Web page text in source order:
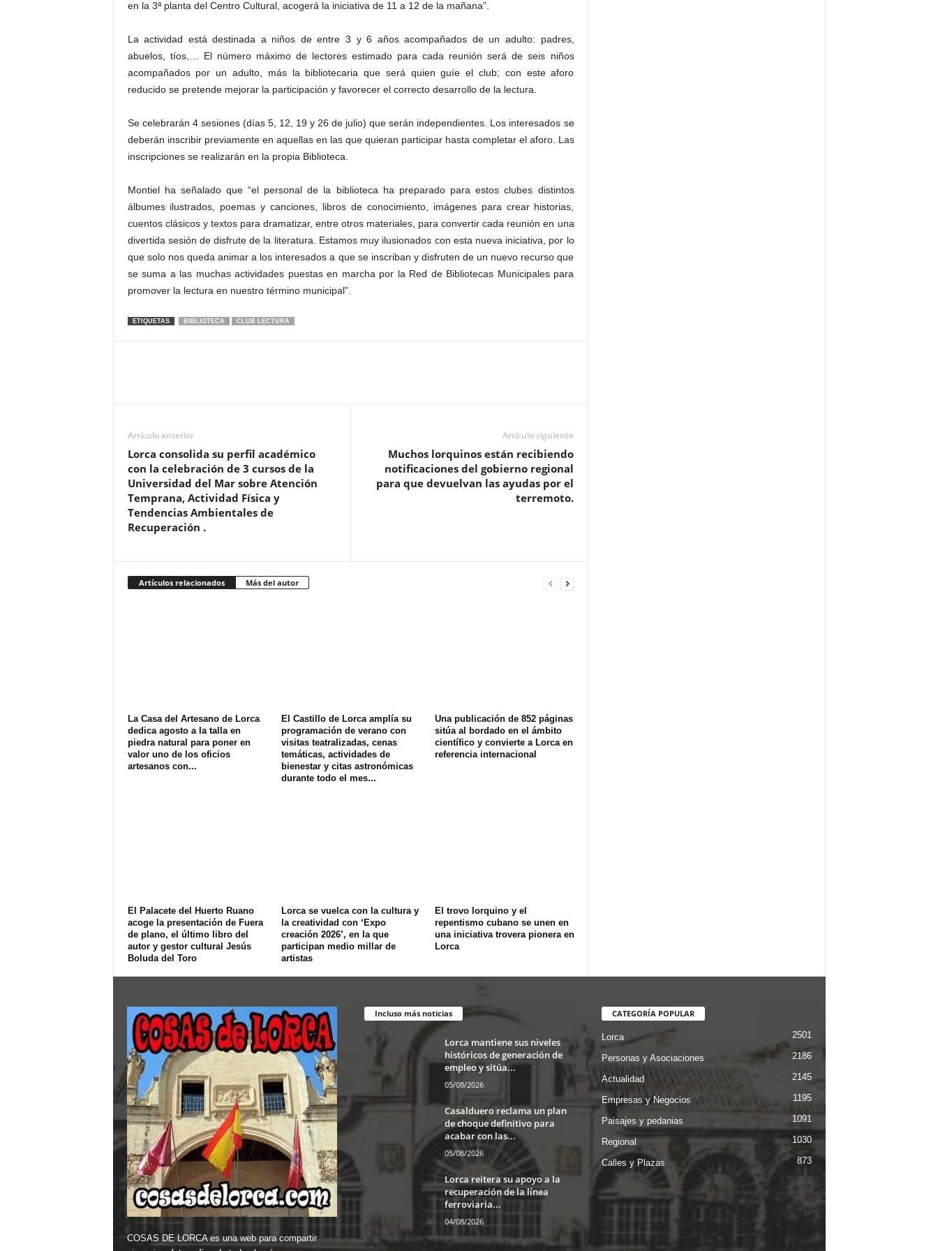
en la 3ª planta del Centro Cultural, acogerá la iniciativa de 11 a 12 de la mañana”.
La actividad está destinada a niños de entre 3 y 6 años acompañados de un adulto: padres,
abuelos, tíos,… El número máximo de lectores estimado para cada reunión será de seis niños
acompañados por un adulto, más la bibliotecaria que será quien guíe el club; con este aforo
reducido se pretende mejorar la participación y favorecer el correcto desarrollo de la lectura.
Se celebrarán 4 sesiones (días 5, 12, 19 y 26 de julio) que serán independientes. Los interesados se
deberán inscribir previamente en aquellas en las que quieran participar hasta completar el aforo. Las
inscripciones se realizarán en la propia Biblioteca.
Montiel ha señalado que “el personal de la biblioteca ha preparado para estos clubes distintos
álbumes ilustrados, poemas y canciones, libros de conocimiento, imágenes para crear historias,
cuentos clásicos y textos para dramatizar, entre otros materiales, para convertir cada reunión en una
divertida sesión de disfrute de la literatura. Estamos muy ilusionados con esta nueva iniciativa, por lo
que solo nos queda animar a los interesados a que se inscriban y disfruten de un nuevo recurso que
se suma a las muchas actividades puestas en marcha por la Red de Bibliotecas Municipales para
promover la lectura en nuestro término municipal”.
ETIQUETAS BIBLIOTECA CLUB LECTURA
Artículo anterior
Lorca consolida su perfil académico
con la celebración de 3 cursos de la
Universidad del Mar sobre Atención
Temprana, Actividad Física y
Tendencias Ambientales de
Recuperación .
Artículo siguiente
Muchos lorquinos están recibiendo
notificaciones del gobierno regional
para que devuelvan las ayudas por el
terremoto.
Artículos relacionados Más del autor
La Casa del Artesano de Lorca
dedica agosto a la talla en
piedra natural para poner en
valor uno de los oficios
artesanos con...
El Castillo de Lorca amplía su
programación de verano con
visitas teatralizadas, cenas
temáticas, actividades de
bienestar y citas astronómicas
durante todo el mes...
Una publicación de 852 páginas
sitúa al bordado en el ámbito
científico y convierte a Lorca en
referencia internacional
El Palacete del Huerto Ruano
acoge la presentación de Fuera
de plano, el último libro del
autor y gestor cultural Jesús
Boluda del Toro
Lorca se vuelca con la cultura y
la creatividad con ‘Expo
creación 2026’, en la que
participan medio millar de
artistas
El trovo lorquino y el
repentismo cubano se unen en
una iniciativa trovera pionera en
Lorca
COSAS DE LORCA es una web para compartir
Incluso más noticias
Lorca mantiene sus niveles
históricos de generación de
empleo y sitúa...
05/08/2026
Casalduero reclama un plan
de choque definitivo para
acabar con las...
05/08/2026
Lorca reitera su apoyo a la
recuperación de la línea
ferroviaria...
04/08/2026
CATEGORÍA POPULAR
Lorca 2501
Personas y Asociaciones 2186
Actualidad 2145
Empresas y Negocios 1195
Paisajes y pedanias 1091
Regional 1030
Calles y Plazas 873